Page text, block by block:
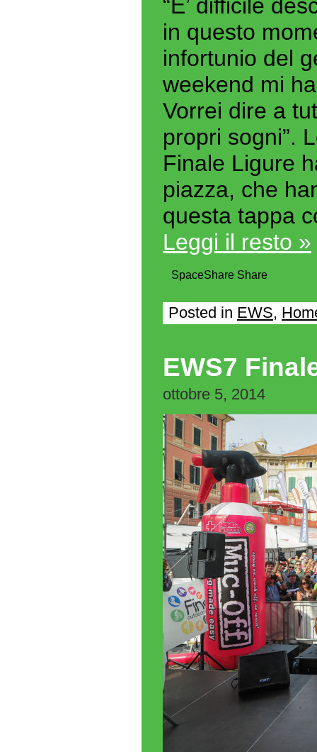
“E’ difficile
in questo
infortunio del
weekend mi
Vorrei dire a
propri sogni”.
Finale Ligure
piazza, che
questa tappa
Leggi il resto »
SpaceShare Share
Posted in EWS,
EWS7
ottobre 5, 2014